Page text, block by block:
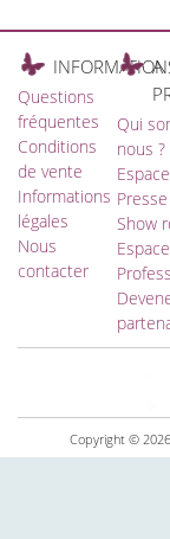
Questions
fréquentes
Conditions
de vente
Informations
légales
Nous
contacter
A
Qui
nous ?
Espace
Presse
Show
Espace
Copyright ©